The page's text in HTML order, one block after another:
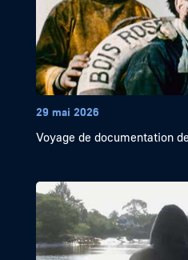
29 mai 2026
Voyage de documentation